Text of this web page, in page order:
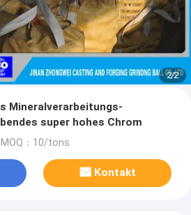
2/2
Mineralverarbeitungs-
super hohes Chrom
MOQ：10/tons
Kontakt